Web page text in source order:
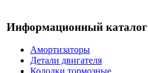
Информационный каталог
Амортизаторы
Детали двигателя